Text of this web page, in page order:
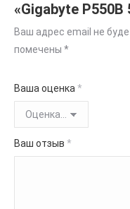
«Gigabyte P550B
Ваш адрес email не
помечены *
Ваша оценка *
Ваш отзыв *